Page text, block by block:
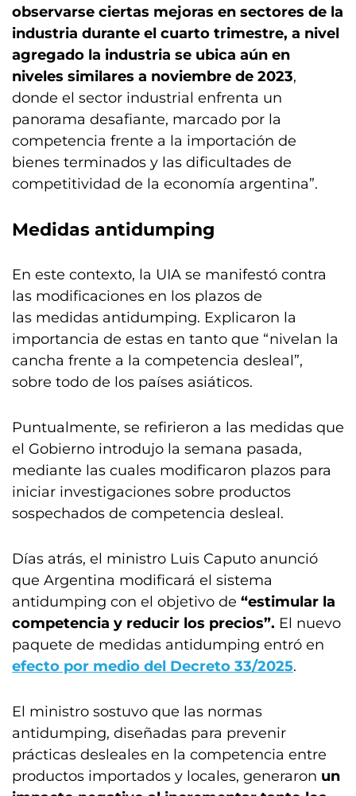
observarse ciertas mejoras en sectores de la
industria durante el cuarto trimestre, a nivel
agregado la industria se ubica aún en
niveles similares a noviembre de 2023,
donde el sector industrial enfrenta un
panorama desafiante, marcado por la
competencia frente a la importación de
bienes terminados y las dificultades de
competitividad de la economía argentina”.
Medidas antidumping
En este contexto, la UIA se manifestó contra
las modificaciones en los plazos de
las medidas antidumping. Explicaron la
importancia de estas en tanto que “nivelan la
cancha frente a la competencia desleal”,
sobre todo de los países asiáticos.
Puntualmente, se refirieron a las medidas que
el Gobierno introdujo la semana pasada,
mediante las cuales modificaron plazos para
iniciar investigaciones sobre productos
sospechados de competencia desleal.
Días atrás, el ministro Luis Caputo anunció
que Argentina modificará el sistema
antidumping con el objetivo de “estimular la
competencia y reducir los precios”. El nuevo
paquete de medidas antidumping entró en
efecto por medio del Decreto 33/2025.
El ministro sostuvo que las normas
antidumping, diseñadas para prevenir
prácticas desleales en la competencia entre
productos importados y locales, generaron un